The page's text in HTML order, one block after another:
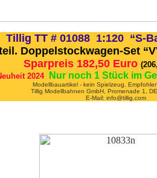
Tillig TT # 01088 1:120 “S-
Doppelstockwagen-Set
Sparpreis 182,50 Euro
2024
Nur noch 1 Stück im
Modellbauartikel - kein Spielzeug.
Tillig Modellbahnen GmbH, Promenade 1,
E-Mail: info@tillig.com